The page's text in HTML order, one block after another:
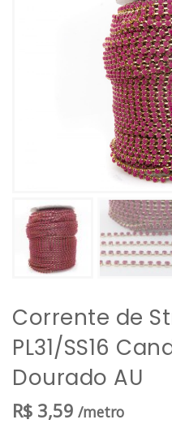
Corrente de
PL31/SS16
Dourado AU
R$ 3,59 /metro